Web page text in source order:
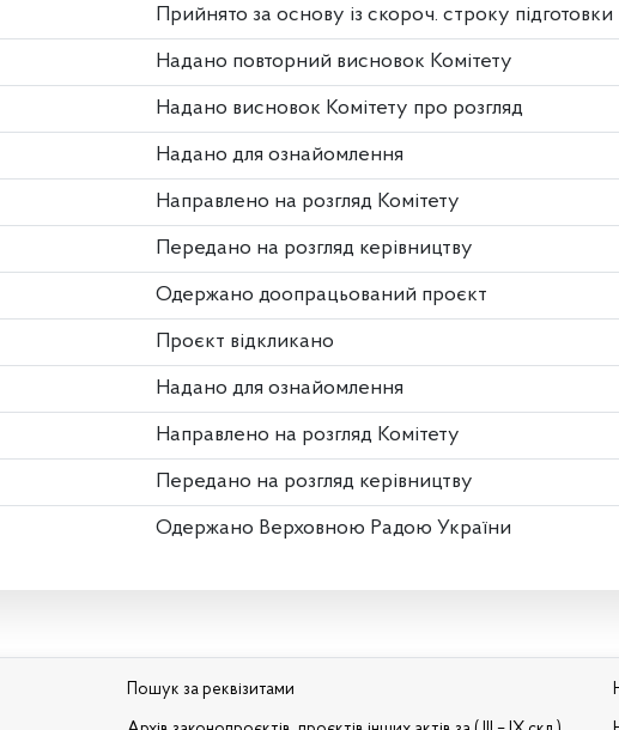
Прийнято за основу із скороч. строку підготовки
Надано повторний висновок Комітету
Надано висновок Комітету про розгляд
Надано для ознайомлення
Направлено на розгляд Комітету
Передано на розгляд керівництву
Одержано доопрацьований проєкт
Проєкт відкликано
Надано для ознайомлення
Направлено на розгляд Комітету
Передано на розгляд керівництву
Одержано Верховною Радою України
Пошук за реквізитами